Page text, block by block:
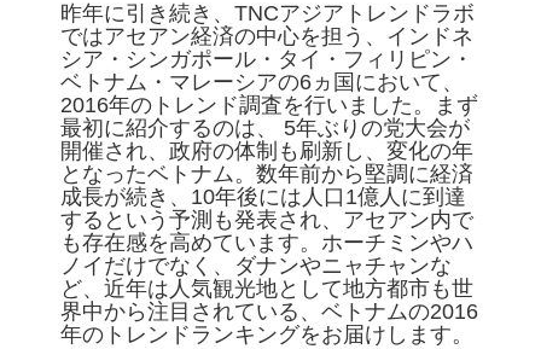
昨年に引き続き、TNCアジアトレンドラボ
ではアセアン経済の中心を担う、インドネ
シア・シンガポール・タイ・フィリピン・
ベトナム・マレーシアの6ヵ国において、
2016年のトレンド調査を行いました。まず
最初に紹介するのは、 5年ぶりの党大会が
開催され、政府の体制も刷新し、変化の年
となったベトナム。数年前から堅調に経済
成長が続き、10年後には人口1億人に到達
するという予測も発表され、アセアン内で
も存在感を高めています。ホーチミンやハ
ノイだけでなく、ダナンやニャチャンな
ど、近年は人気観光地として地方都市も世
界中から注目されている、ベトナムの2016
年のトレンドランキングをお届けします。